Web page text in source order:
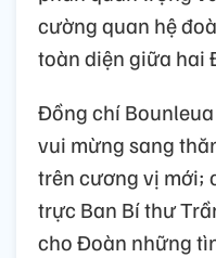
cường quan hệ
toàn diện giữa hai
Đồng chí
vui mừng sang
trên cương vị mới;
trực Ban Bí thư
cho Đoàn những